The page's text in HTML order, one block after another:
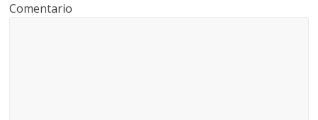
Comentario